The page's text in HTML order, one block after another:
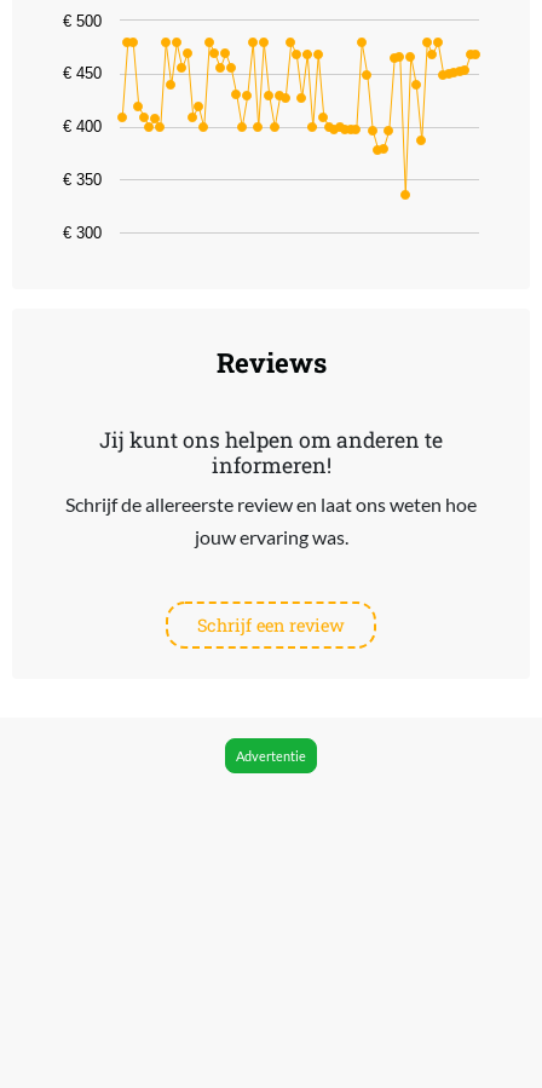
Chart
Line chart with 66 data points.
The chart has 1 X axis displaying categories.
The chart has 1 Y axis displaying values. Data ranges from 336 to
€ 300
€ 350
€ 400
€ 450
€ 500
Reviews
Jij kunt ons helpen om anderen te
informeren!
Schrijf de allereerste review en laat ons weten hoe
jouw ervaring was.
Schrijf een review
Advertentie